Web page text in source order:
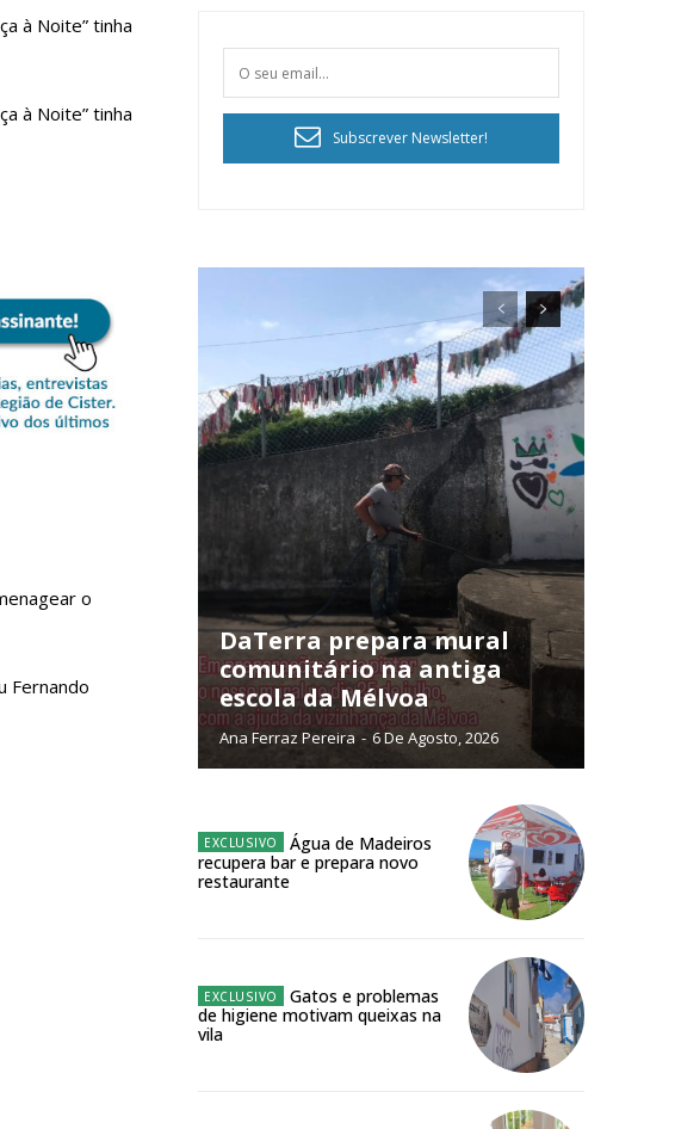
este serviço público!
ASSINATURA
DIGITAL ANUAL
12 meses
ao conteúdo online
aos conteúdos Exclusivos para
à Noite” tinha
à Noite” tinha
o
Fernando
Subscrever Newsletter!
DaTerra prepara mural
comunitário na antiga
escola da Mélvoa
Ana Ferraz Pereira - 6 De Agosto, 2026
Água de Madeiros
recupera bar e prepara novo
restaurante
Gatos e problemas
de higiene motivam queixas na
vila